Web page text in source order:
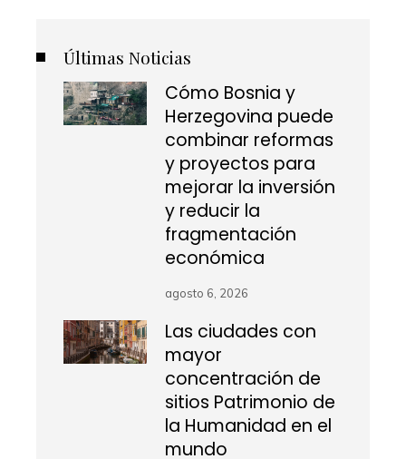
Últimas Noticias
Cómo Bosnia y
Herzegovina puede
combinar reformas
y proyectos para
mejorar la inversión
y reducir la
fragmentación
económica
agosto 6, 2026
Las ciudades con
mayor
concentración de
sitios Patrimonio de
la Humanidad en el
mundo